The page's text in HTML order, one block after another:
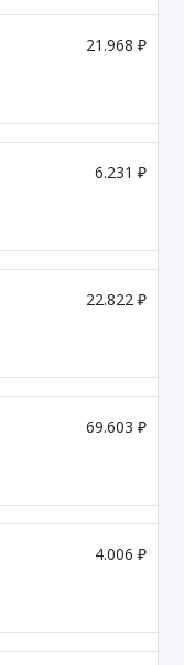
21.968 ₽
6.231 ₽
22.822 ₽
69.603 ₽
4.006 ₽